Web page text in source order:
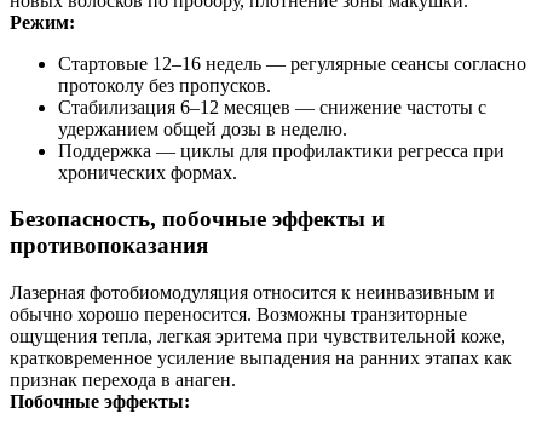
Режим:
Стартовые 12–16 недель — регулярные сеансы согласно
протоколу без пропусков.
Стабилизация 6–12 месяцев — снижение частоты с
удержанием общей дозы в неделю.
Поддержка — циклы для профилактики регресса при
хронических формах.
Безопасность, побочные эффекты и
противопоказания
Лазерная фотобиомодуляция относится к неинвазивным и
обычно хорошо переносится. Возможны транзиторные
ощущения тепла, легкая эритема при чувствительной коже,
кратковременное усиление выпадения на ранних этапах как
признак перехода в анаген.
Побочные эффекты: